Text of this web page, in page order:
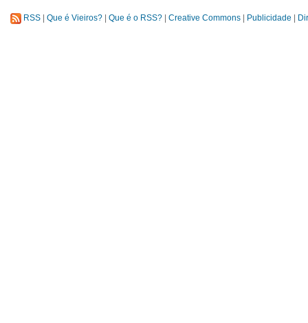
RSS Que é Vieiros? Que é o RSS? Creative Commons Publicidade